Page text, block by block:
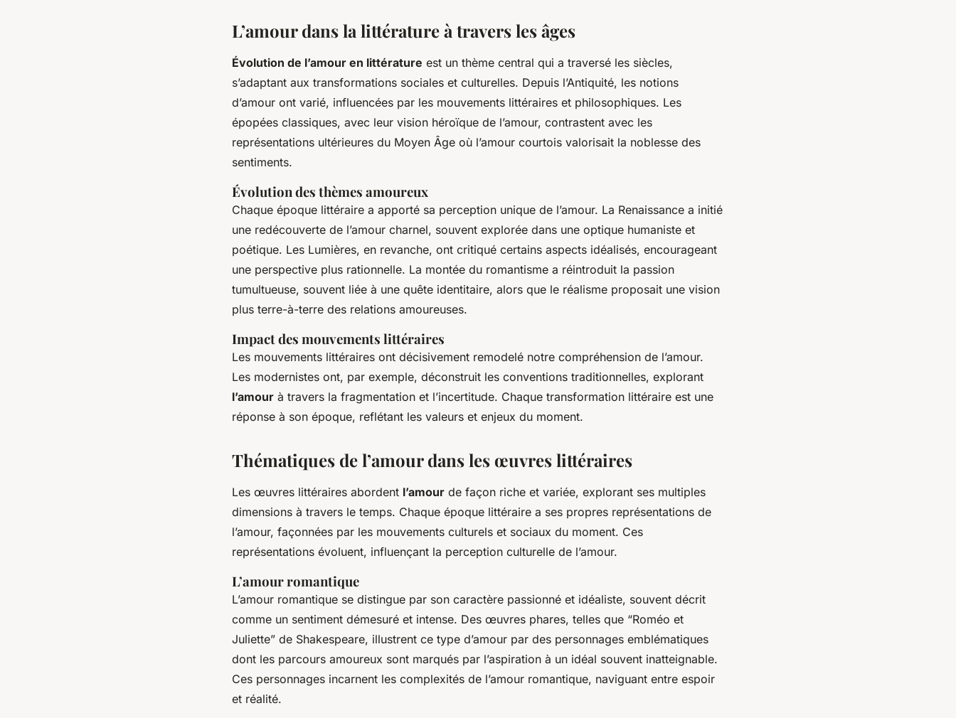
L’amour dans la littérature à travers les âges
Évolution de l’amour en littérature est un thème central qui a traversé les siècles,
s’adaptant aux transformations sociales et culturelles. Depuis l’Antiquité, les notions
d’amour ont varié, influencées par les mouvements littéraires et philosophiques. Les
épopées classiques, avec leur vision héroïque de l’amour, contrastent avec les
représentations ultérieures du Moyen Âge où l’amour courtois valorisait la noblesse des
sentiments.
Évolution des thèmes amoureux
Chaque époque littéraire a apporté sa perception unique de l’amour. La Renaissance a initié
une redécouverte de l’amour charnel, souvent explorée dans une optique humaniste et
poétique. Les Lumières, en revanche, ont critiqué certains aspects idéalisés, encourageant
une perspective plus rationnelle. La montée du romantisme a réintroduit la passion
tumultueuse, souvent liée à une quête identitaire, alors que le réalisme proposait une vision
plus terre-à-terre des relations amoureuses.
Impact des mouvements littéraires
Les mouvements littéraires ont décisivement remodelé notre compréhension de l’amour.
Les modernistes ont, par exemple, déconstruit les conventions traditionnelles, explorant
l’amour à travers la fragmentation et l’incertitude. Chaque transformation littéraire est une
réponse à son époque, reflétant les valeurs et enjeux du moment.
Thématiques de l’amour dans les œuvres littéraires
Les œuvres littéraires abordent l’amour de façon riche et variée, explorant ses multiples
dimensions à travers le temps. Chaque époque littéraire a ses propres représentations de
l’amour, façonnées par les mouvements culturels et sociaux du moment. Ces
représentations évoluent, influençant la perception culturelle de l’amour.
L’amour romantique
L’amour romantique se distingue par son caractère passionné et idéaliste, souvent décrit
comme un sentiment démesuré et intense. Des œuvres phares, telles que “Roméo et
Juliette” de Shakespeare, illustrent ce type d’amour par des personnages emblématiques
dont les parcours amoureux sont marqués par l’aspiration à un idéal souvent inatteignable.
Ces personnages incarnent les complexités de l’amour romantique, naviguant entre espoir
et réalité.